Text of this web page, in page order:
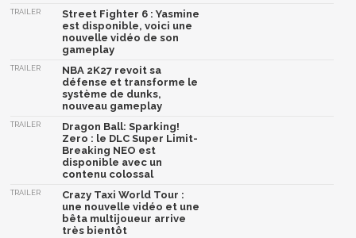
TRAILER
Street Fighter 6 : Yasmine
est disponible, voici une
nouvelle vidéo de son
gameplay
TRAILER
NBA 2K27 revoit sa
défense et transforme le
système de dunks,
nouveau gameplay
TRAILER
Dragon Ball: Sparking!
Zero : le DLC Super Limit-
Breaking NEO est
disponible avec un
contenu colossal
TRAILER
Crazy Taxi World Tour :
une nouvelle vidéo et une
bêta multijoueur arrive
très bientôt